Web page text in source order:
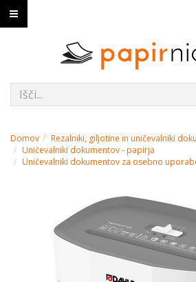
Domov
Rezalniki, giljotine in uničevalniki
Uničevalniki dokumentov - papirja
Uničevalniki dokumentov za osebno